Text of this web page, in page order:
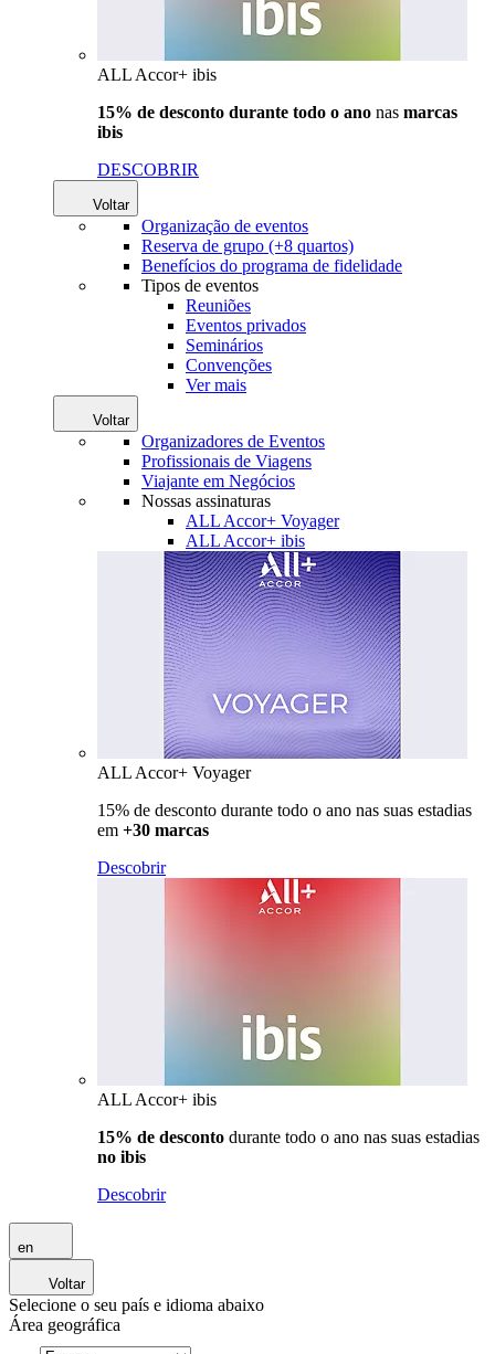
ALL Accor+ ibis
15% de desconto durante todo o ano nas marcas
ibis
DESCOBRIR
Voltar
Organização de eventos
Reserva de grupo (+8 quartos)
Benefícios do programa de fidelidade
Tipos de eventos
Reuniões
Eventos privados
Seminários
Convenções
Ver mais
Voltar
Organizadores de Eventos
Profissionais de Viagens
Viajante em Negócios
Nossas assinaturas
ALL Accor+ Voyager
ALL Accor+ ibis
ALL Accor+ Voyager
15% de desconto durante todo o ano nas suas estadias
em +30 marcas
Descobrir
ALL Accor+ ibis
15% de desconto durante todo o ano nas suas estadias
no ibis
Descobrir
en
Voltar
Selecione o seu país e idioma abaixo
Área geográfica